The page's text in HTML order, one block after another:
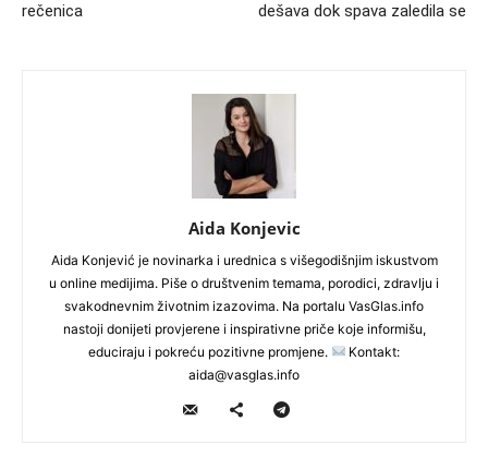
rečenica
dešava dok spava zaledila se
Aida Konjevic
Aida Konjević je novinarka i urednica s višegodišnjim iskustvom
u online medijima. Piše o društvenim temama, porodici, zdravlju i
svakodnevnim životnim izazovima. Na portalu VasGlas.info
nastoji donijeti provjerene i inspirativne priče koje informišu,
educiraju i pokreću pozitivne promjene.
Kontakt:
aida@vasglas.info